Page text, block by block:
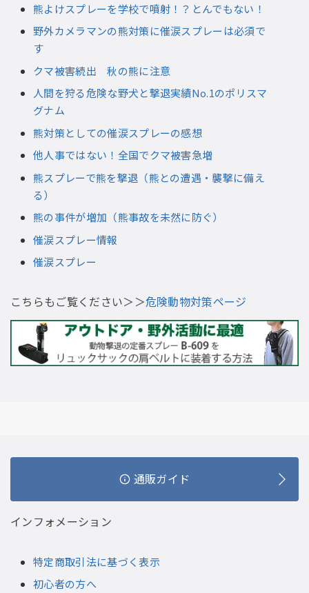
熊よけスプレーを学校で噴射！？とんでもない！
野外カメラマンの熊対策に催涙スプレーは必須で
す
クマ被害続出 秋の熊に注意
人間を狩る危険な野犬と撃退実績No.1のポリスマ
グナム
熊対策としての催涙スプレーの感想
他人事ではない！全国でクマ被害急増
熊スプレーで熊を撃退（熊との遭遇・襲撃に備え
る）
熊の事件が増加（熊事故を未然に防ぐ）
催涙スプレー情報
催涙スプレー
こちらもご覧ください＞＞危険動物対策ページ
通販ガイド
インフォメーション
特定商取引法に基づく表示
初心者の方へ